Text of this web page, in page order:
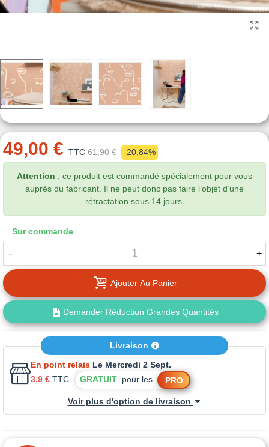
49,00 € TTC 61,90 € -20,84%
Attention : ce produit est commandé spécialement pour vous
auprès du fabricant. Il ne peut donc pas faire l’objet d’une
rétractation sous 14 jours.
Sur commande
- +
Ajouter Au Panier
Demander Réduction Grandes Quantités
Livraison
En point relais Le Mercredi 2 Sept.
3.9 € TTC GRATUIT pour les PRO
Voir plus d'option de livraison